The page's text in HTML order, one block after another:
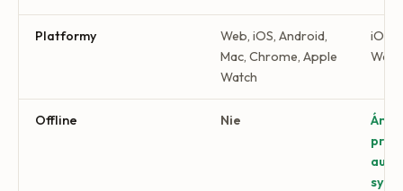
Platformy
Web, iOS, Android,
Mac, Chrome, Apple
Watch
iOS,
Web
Offline Nie
Áno,
pred